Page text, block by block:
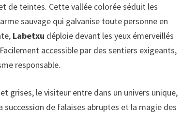
de teintes. Cette vallée colorée séduit les
sauvage qui galvanise toute personne en
Labetxu déploie devant les yeux émerveillés
accessible par des sentiers exigeants,
responsable.
grises, le visiteur entre dans un univers unique,
de falaises abruptes et la magie des